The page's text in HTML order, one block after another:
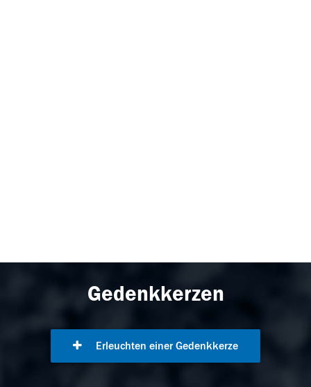
Gedenkkerzen
Erleuchten einer Gedenkkerze